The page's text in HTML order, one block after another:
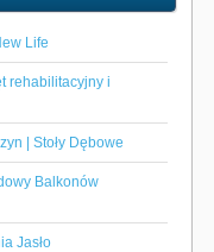
Life
rehabilitacyjny i
| Stoły Dębowe
Balkonów
Jasło